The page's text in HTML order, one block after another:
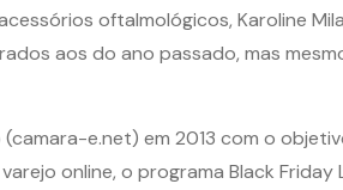
oftalmológicos, Karoline
aos do ano passado, mas
e.net) em 2013 com o
online, o programa Black